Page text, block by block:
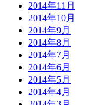
2014年11月
2014年10月
2014年9月
2014年8月
2014年7月
2014年6月
2014年5月
2014年4月